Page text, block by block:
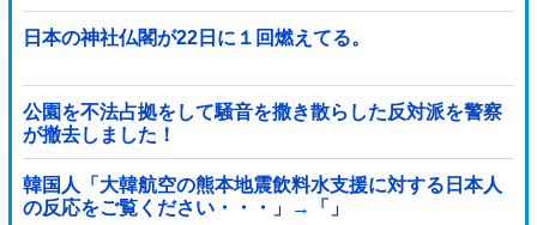
日本の神社仏閣が22日に１回燃えてる。
公園を不法占拠をして騒音を撒き散らした反対派を警察
が撤去しました！
韓国人「大韓航空の熊本地震飲料水支援に対する日本人
の反応をご覧ください・・・」→「」